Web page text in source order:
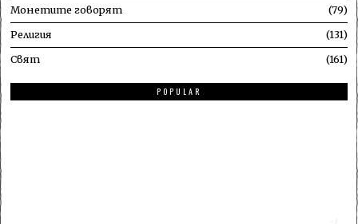
Монетите говорят 79
Религия 131
Свят 161
POPULAR